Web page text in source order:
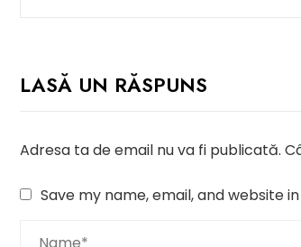
LASĂ UN RĂSPUNS
Adresa ta de email nu va fi publicată.
Save my name, email, and website